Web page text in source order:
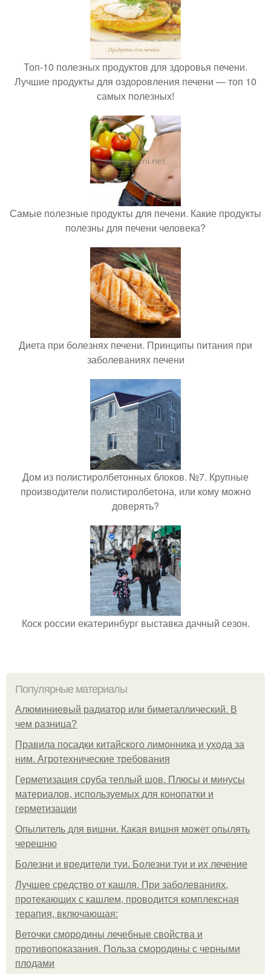
Топ-10 полезных продуктов для здоровья печени.
Лучшие продукты для оздоровления печени — топ 10
самых полезных!
Самые полезные продукты для печени. Какие продукты
полезны для печени человека?
Диета при болезнях печени. Принципы питания при
заболеваниях печени
Дом из полистиролбетонных блоков. №7. Крупные
производители полистиролбетона, или кому можно
доверять?
Коск россии екатеринбург выставка дачный сезон.
Популярные материалы
Алюминиевый радиатор или биметаллический. В
чем разница?
Правила посадки китайского лимонника и ухода за
ним. Агротехнические требования
Герметизация сруба теплый шов. Плюсы и минусы
материалов, используемых для конопатки и
герметизации
Опылитель для вишни. Какая вишня может опылять
черешню
Болезни и вредители туи. Болезни туи и их лечение
Лучшее средство от кашля. При заболеваниях,
протекающих с кашлем, проводится комплексная
терапия, включающая:
Веточки смородины лечебные свойства и
противопоказания. Польза смородины с черными
плодами